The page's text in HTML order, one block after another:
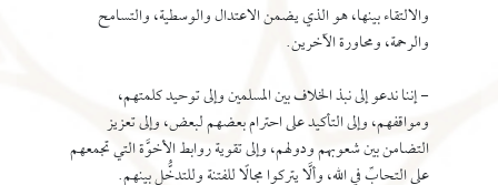
والالتقاء بينها، هو الذي يضمن الاعتدال والوسطية، والتسامح
والرحمة، ومحاورة الآخرين.
- إننا ندعو إلى نبذ الخلاف بين المسلمين وإلى توحيد كلمتهم،
ومواقفهم، وإلى التأكيد على احترام بعضهم لبعض، وإلى تعزيز
التضامن بين شعوبهم ودولهم، وإلى تقوية روابط الأخوَّة التي تجمعهم
على التحابِّ في الله، وألَّا يتركوا مجالًا للفتنة وللتدخُّل بينهم.